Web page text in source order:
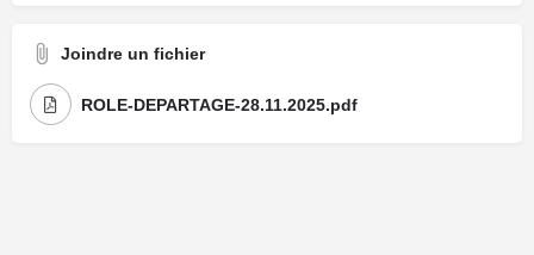
Joindre un fichier
ROLE-DEPARTAGE-28.11.2025.pdf